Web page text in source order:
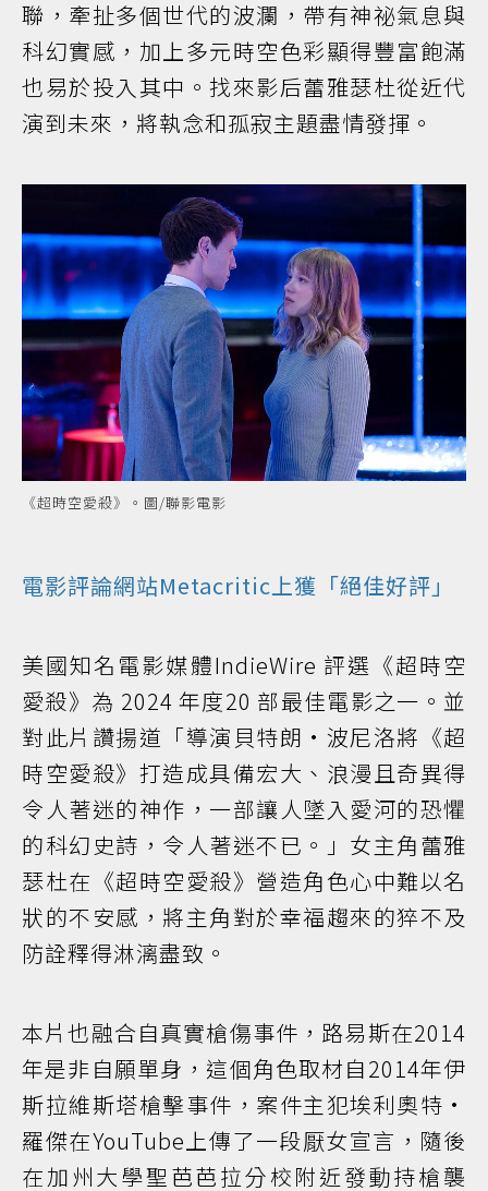
聯，牽扯多個世代的波瀾，帶有神祕氣息與
科幻實感，加上多元時空色彩顯得豐富飽滿
也易於投入其中。找來影后蕾雅瑟杜從近代
演到未來，將執念和孤寂主題盡情發揮。
《超時空愛殺》。圖/聯影電影
電影評論網站Metacritic上獲「絕佳好評」
美國知名電影媒體IndieWire 評選《超時空
愛殺》為 2024 年度20 部最佳電影之一。並
對此片讚揚道「導演貝特朗·波尼洛將《超
時空愛殺》打造成具備宏大、浪漫且奇異得
令人著迷的神作，一部讓人墜入愛河的恐懼
的科幻史詩，令人著迷不已。」女主角蕾雅
瑟杜在《超時空愛殺》營造角色心中難以名
狀的不安感，將主角對於幸福趨來的猝不及
防詮釋得淋漓盡致。
本片也融合自真實槍傷事件，路易斯在2014
年是非自願單身，這個角色取材自2014年伊
斯拉維斯塔槍擊事件，案件主犯埃利奧特·
羅傑在YouTube上傳了一段厭女宣言，隨後
在加州大學聖芭芭拉分校附近發動持槍襲